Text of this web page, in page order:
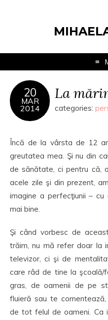
20
MAR
2014
La
categories:
Încă de la vârsta de 12
greutatea mea. Şi nu din
de sănătate, ci pentru că,
acele zile şi din prezent,
imagine a perfecţiunii –
mai bine.
Şi când vorbesc de
trăim, nu mă refer doar la
televizor, ci şi de
care râd de tine la
gras, de oamenii de pe
fluieră sau te
de tot felul de oameni. Ca